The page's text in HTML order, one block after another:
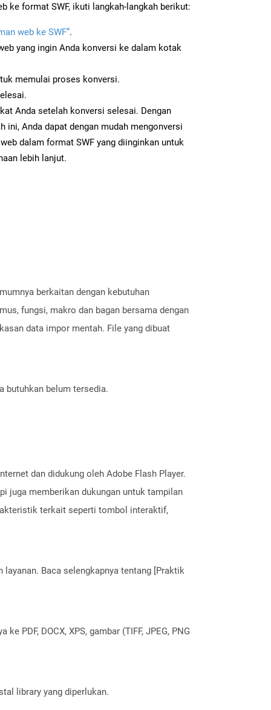
ke format SWF, ikuti langkah-langkah berikut:
web ke SWF”.
yang ingin Anda konversi ke dalam kotak
memulai proses konversi.
Anda setelah konversi selesai. Dengan
ini, Anda dapat dengan mudah mengonversi
dalam format SWF yang diinginkan untuk
lebih lanjut.
berkaitan dengan kebutuhan
fungsi, makro dan bagan bersama dengan
data impor mentah. File yang dibuat
butuhkan belum tersedia.
dan didukung oleh Adobe Flash Player.
juga memberikan dukungan untuk tampilan
terkait seperti tombol interaktif,
Baca selengkapnya tentang [Praktik
PDF, DOCX, XPS, gambar (TIFF, JPEG, PNG
library yang diperlukan.